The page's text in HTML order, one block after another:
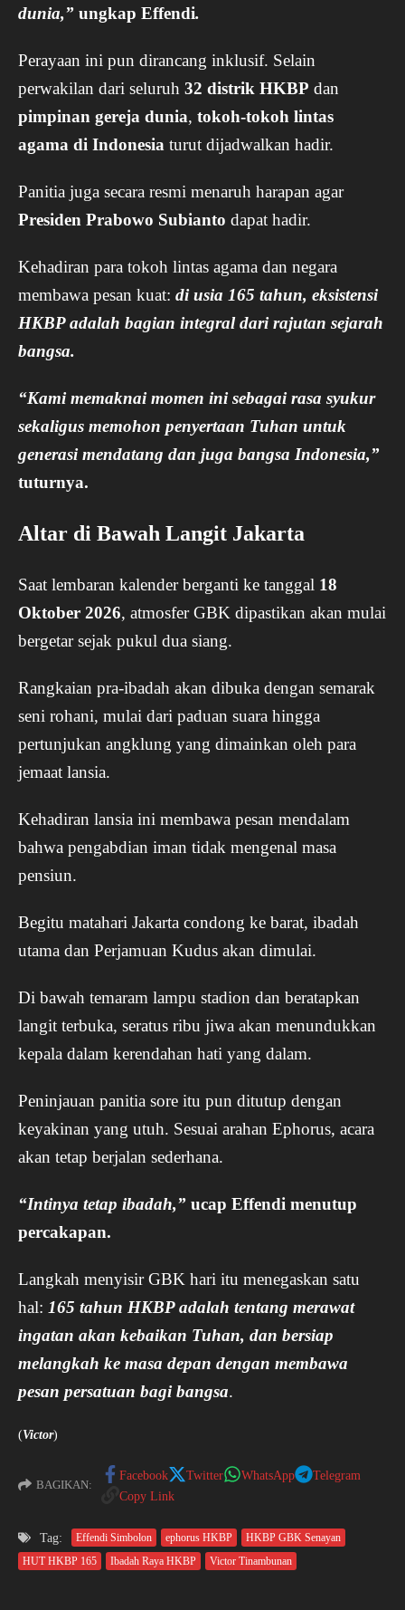
dunia,” ungkap Effendi.
Perayaan ini pun dirancang inklusif. Selain
perwakilan dari seluruh 32 distrik HKBP dan
pimpinan gereja dunia, tokoh-tokoh lintas
agama di Indonesia turut dijadwalkan hadir.
Panitia juga secara resmi menaruh harapan agar
Presiden Prabowo Subianto dapat hadir.
Kehadiran para tokoh lintas agama dan negara
membawa pesan kuat: di usia 165 tahun, eksistensi
HKBP adalah bagian integral dari rajutan sejarah
bangsa.
“Kami memaknai momen ini sebagai rasa syukur
sekaligus memohon penyertaan Tuhan untuk
generasi mendatang dan juga bangsa Indonesia,”
tuturnya.
Altar di Bawah Langit Jakarta
Saat lembaran kalender berganti ke tanggal 18
Oktober 2026, atmosfer GBK dipastikan akan mulai
bergetar sejak pukul dua siang.
Rangkaian pra-ibadah akan dibuka dengan semarak
seni rohani, mulai dari paduan suara hingga
pertunjukan angklung yang dimainkan oleh para
jemaat lansia.
Kehadiran lansia ini membawa pesan mendalam
bahwa pengabdian iman tidak mengenal masa
pensiun.
Begitu matahari Jakarta condong ke barat, ibadah
utama dan Perjamuan Kudus akan dimulai.
Di bawah temaram lampu stadion dan beratapkan
langit terbuka, seratus ribu jiwa akan menundukkan
kepala dalam kerendahan hati yang dalam.
Peninjauan panitia sore itu pun ditutup dengan
keyakinan yang utuh. Sesuai arahan Ephorus, acara
akan tetap berjalan sederhana.
“Intinya tetap ibadah,” ucap Effendi menutup
percakapan.
Langkah menyisir GBK hari itu menegaskan satu
hal: 165 tahun HKBP adalah tentang merawat
ingatan akan kebaikan Tuhan, dan bersiap
melangkah ke masa depan dengan membawa
pesan persatuan bagi bangsa.
(Victor)
BAGIKAN:
Facebook Twitter WhatsApp
Telegram
Copy Link
Tag: Effendi Simbolon ephorus HKBP
HKBP GBK Senayan
HUT HKBP 165
Ibadah Raya HKBP Victor Tinambunan